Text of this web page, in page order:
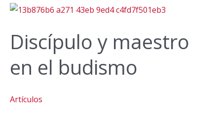
Discípulo y maestro
en el budismo
Artículos